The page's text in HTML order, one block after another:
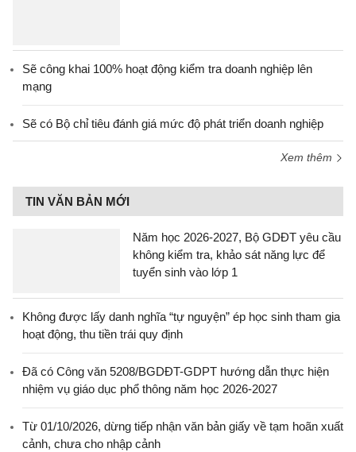
Sẽ công khai 100% hoạt động kiểm tra doanh nghiệp lên
mạng
Sẽ có Bộ chỉ tiêu đánh giá mức độ phát triển doanh nghiệp
Xem thêm
TIN VĂN BẢN MỚI
Năm học 2026-2027, Bộ GDĐT yêu cầu
không kiểm tra, khảo sát năng lực để
tuyển sinh vào lớp 1
Không được lấy danh nghĩa “tự nguyện” ép học sinh tham gia
hoạt động, thu tiền trái quy định
Đã có Công văn 5208/BGDĐT-GDPT hướng dẫn thực hiện
nhiệm vụ giáo dục phổ thông năm học 2026-2027
Từ 01/10/2026, dừng tiếp nhận văn bản giấy về tạm hoãn xuất
cảnh, chưa cho nhập cảnh